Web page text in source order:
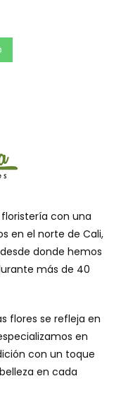
floristería con una
en el norte de Cali,
donde hemos
más de 40
flores se refleja en
en
con un toque
en cada